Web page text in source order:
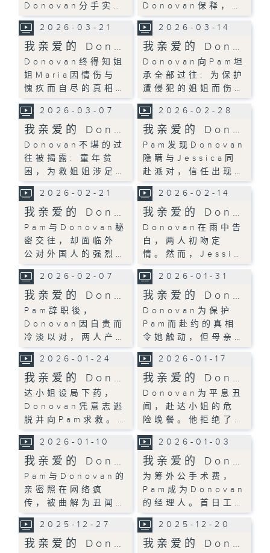
Donovan分手实…
Donovan保释，…
2026-03-21
我亲爱的 Don…
Donovan终得知姐
姐Maria因情伤与
愧疚而自尽的真相…
2026-03-14
我亲爱的 Don…
Donovan向Pam坦
承全部过往: 为保护
遭侵犯的姐姐而伤…
2026-03-07
我亲爱的 Don…
Donovan不堪的过
往被揭露: 童年贫
困，为救姐姐涉足…
2026-02-28
我亲爱的 Don…
Pam发现Donovan
隐瞒与Jessica同
赴派对，信任出现…
2026-02-21
我亲爱的 Don…
Pam与Donovan秘
密交往，却面临外
公对外国人的强烈…
2026-02-14
我亲爱的 Don…
Donovan在雨中告
白，两人初吻定
情。然而，Jessi…
2026-02-07
我亲爱的 Don…
Pam辞职後，
Donovan因自责而
冷淡以对，两人产…
2026-01-31
我亲爱的 Don…
Donovan为保护
Pam而赴约的真相
令她触动，但母亲…
2026-01-24
我亲爱的 Don…
达小姐设局下药，
Donovan凭意志逃
脱并向Pam求救。…
2026-01-17
我亲爱的 Don…
Donovan为平息丑
闻，赴达小姐的危
险晚餐。他拒绝了…
2026-01-10
我亲爱的 Don…
Pam与Donovan的
亲密照在网络疯
传，被曲解为丑闻…
2026-01-03
我亲爱的 Don…
为筹外公手术费，
Pam成为Donovan
的经理人。首日工…
2025-12-27
我亲爱的 Don…
2025-12-20
我亲爱的 Don…